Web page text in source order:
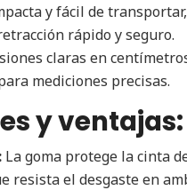
y fácil de
rápido y seguro.
claras en
mediciones precisas.
y ventajas:
La goma protege la cinta
resista el desgaste en